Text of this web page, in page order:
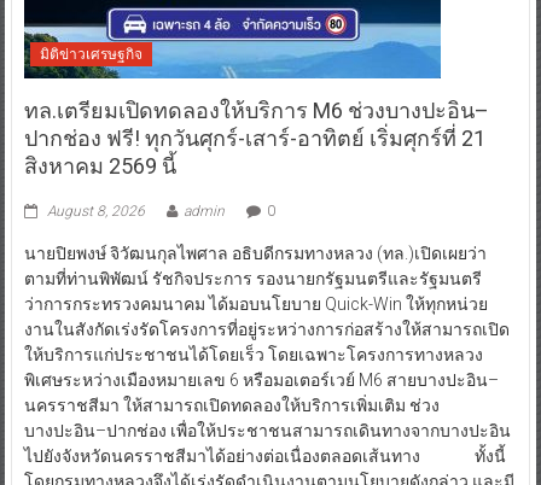
มิติข่าวเศรษฐกิจ
ทล.เตรียมเปิดทดลองให้บริการ M6 ช่วงบางปะอิน–
ปากช่อง ฟรี! ทุกวันศุกร์-เสาร์-อาทิตย์ เริ่มศุกร์ที่ 21
สิงหาคม 2569 นี้
August 8, 2026 admin 0
นายปิยพงษ์ จิวัฒนกุลไพศาล อธิบดีกรมทางหลวง (ทล.)เปิดเผยว่า
ตามที่ท่านพิพัฒน์ รัชกิจประการ รองนายกรัฐมนตรีและรัฐมนตรี
ว่าการกระทรวงคมนาคม ได้มอบนโยบาย Quick-Win ให้ทุกหน่วย
งานในสังกัดเร่งรัดโครงการที่อยู่ระหว่างการก่อสร้างให้สามารถเปิด
ให้บริการแก่ประชาชนได้โดยเร็ว โดยเฉพาะโครงการทางหลวง
พิเศษระหว่างเมืองหมายเลข 6 หรือมอเตอร์เวย์ M6 สายบางปะอิน–
นครราชสีมา ให้สามารถเปิดทดลองให้บริการเพิ่มเติม ช่วง
บางปะอิน–ปากช่อง เพื่อให้ประชาชนสามารถเดินทางจากบางปะอิน
ไปยังจังหวัดนครราชสีมาได้อย่างต่อเนื่องตลอดเส้นทาง ทั้งนี้